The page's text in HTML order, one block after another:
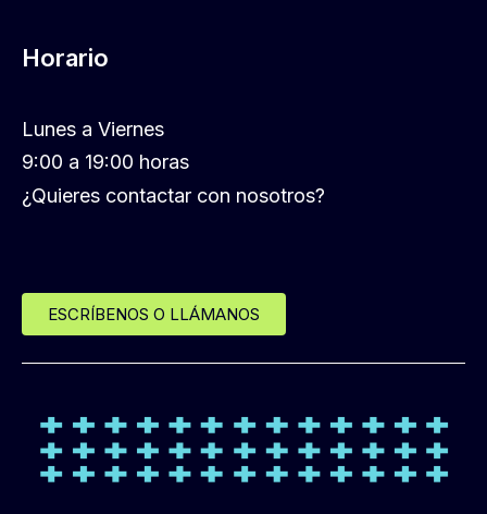
Horario
Lunes a Viernes
9:00 a 19:00 horas
¿Quieres contactar con nosotros?
ESCRÍBENOS O LLÁMANOS